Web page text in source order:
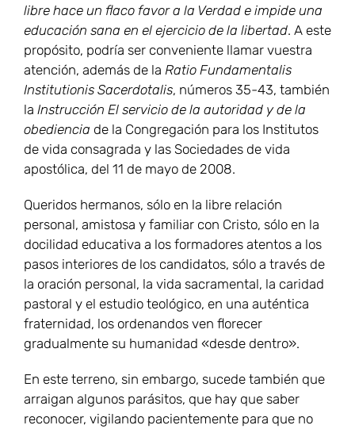
libre hace un flaco favor a la Verdad e impide una
educación sana en el ejercicio de la libertad. A este
propósito, podría ser conveniente llamar vuestra
atención, además de la Ratio Fundamentalis
Institutionis Sacerdotalis, números 35-43, también
la Instrucción El servicio de la autoridad y de la
obediencia de la Congregación para los Institutos
de vida consagrada y las Sociedades de vida
apostólica, del 11 de mayo de 2008.
Queridos hermanos, sólo en la libre relación
personal, amistosa y familiar con Cristo, sólo en la
docilidad educativa a los formadores atentos a los
pasos interiores de los candidatos, sólo a través de
la oración personal, la vida sacramental, la caridad
pastoral y el estudio teológico, en una auténtica
fraternidad, los ordenandos ven florecer
gradualmente su humanidad «desde dentro».
En este terreno, sin embargo, sucede también que
arraigan algunos parásitos, que hay que saber
reconocer, vigilando pacientemente para que no